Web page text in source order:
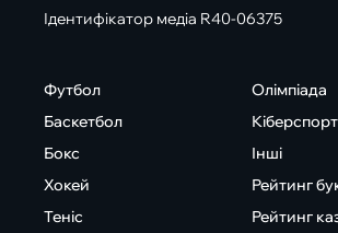
Ідентифікатор медіа R40-06375
Футбол
Баскетбол
Бокс
Хокей
Теніс
Олімпіада
Кіберспорт
Інші
Рейтинг
Рейтинг